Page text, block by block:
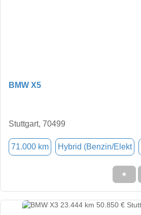
BMW X5
Stuttgart, 70499
71.000 km Hybrid (Benzin/Elekt
★